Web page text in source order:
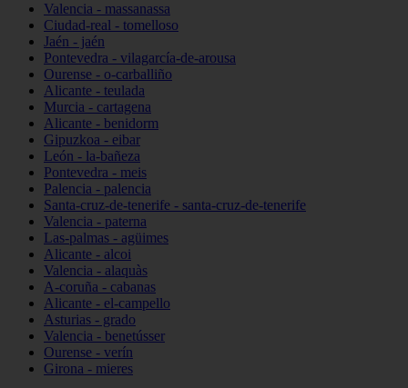
Valencia - massanassa
Ciudad-real - tomelloso
Jaén - jaén
Pontevedra - vilagarcía-de-arousa
Ourense - o-carballiño
Alicante - teulada
Murcia - cartagena
Alicante - benidorm
Gipuzkoa - eibar
León - la-bañeza
Pontevedra - meis
Palencia - palencia
Santa-cruz-de-tenerife - santa-cruz-de-tenerife
Valencia - paterna
Las-palmas - agüimes
Alicante - alcoi
Valencia - alaquàs
A-coruña - cabanas
Alicante - el-campello
Asturias - grado
Valencia - benetússer
Ourense - verín
Girona - mieres